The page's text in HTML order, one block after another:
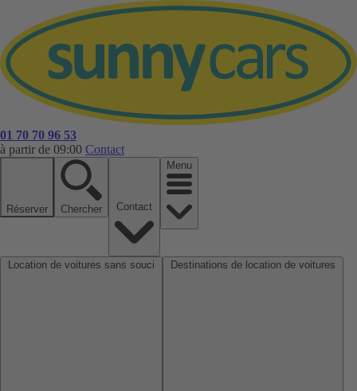
01 70 70 96 53
à partir de 09:00 Contact
Réserver Chercher
Menu